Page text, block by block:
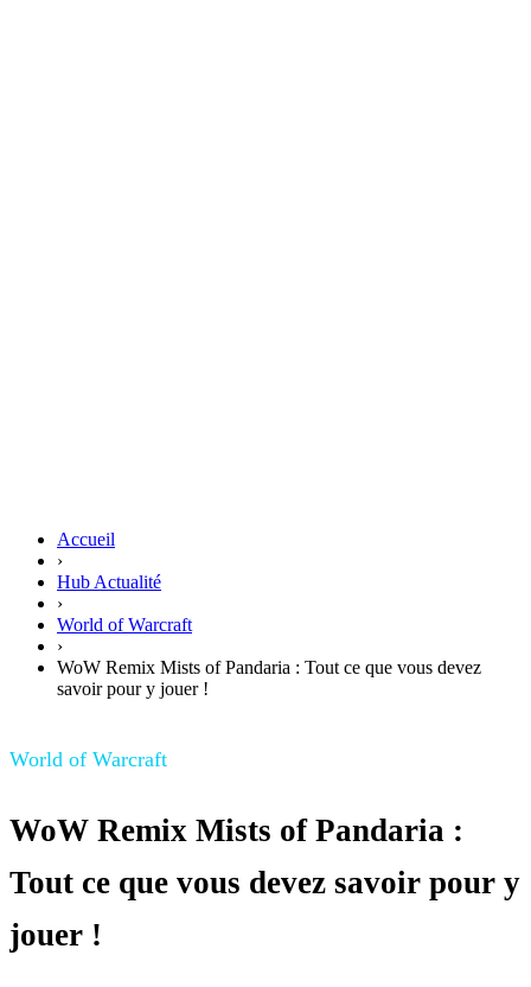
Accueil
›
Hub Actualité
›
World of Warcraft
›
WoW Remix Mists of Pandaria : Tout ce que vous devez
savoir pour y jouer !
World of Warcraft
WoW Remix Mists of Pandaria :
Tout ce que vous devez savoir pour y
jouer !